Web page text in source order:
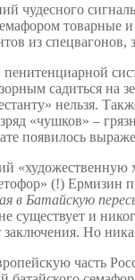
чудесного
товарные
из
пенитенциарной
садиться
нельзя.
«чушков» –
появилось
(!) Ермизин
в Батайскую
и
заключения. Но
часть